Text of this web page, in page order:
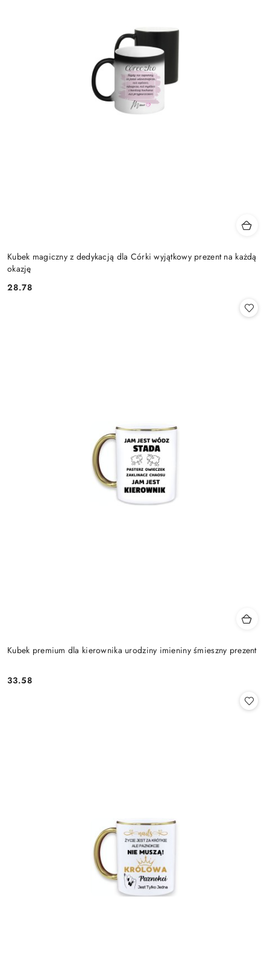
Kubek magiczny z dedykacją dla Córki wyjątkowy prezent na każdą
okazję
Cena:
28.78
Kubek premium dla kierownika urodziny imieniny śmieszny prezent
Cena:
33.58